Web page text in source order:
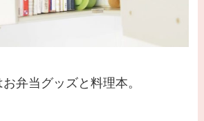
弁当グッズと料理本。